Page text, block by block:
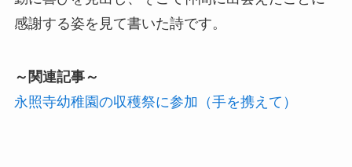
感謝する姿を見て書いた詩です。
～関連記事～
永照寺幼稚園の収穫祭に参加（手を携えて）